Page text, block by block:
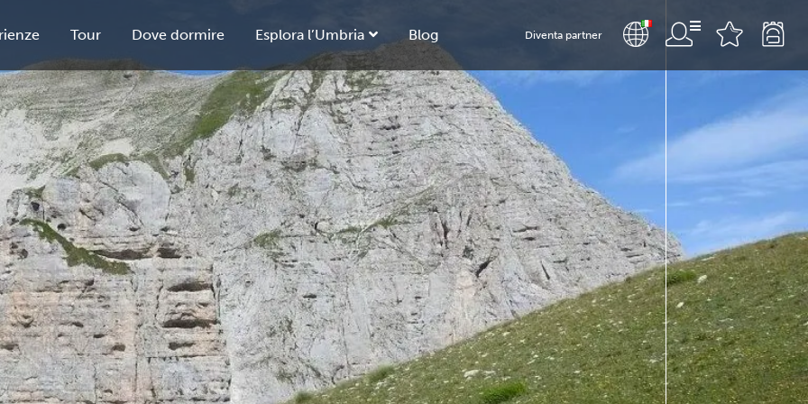
Tour Dove dormire Esplora l’Umbria Blog Diventa partner